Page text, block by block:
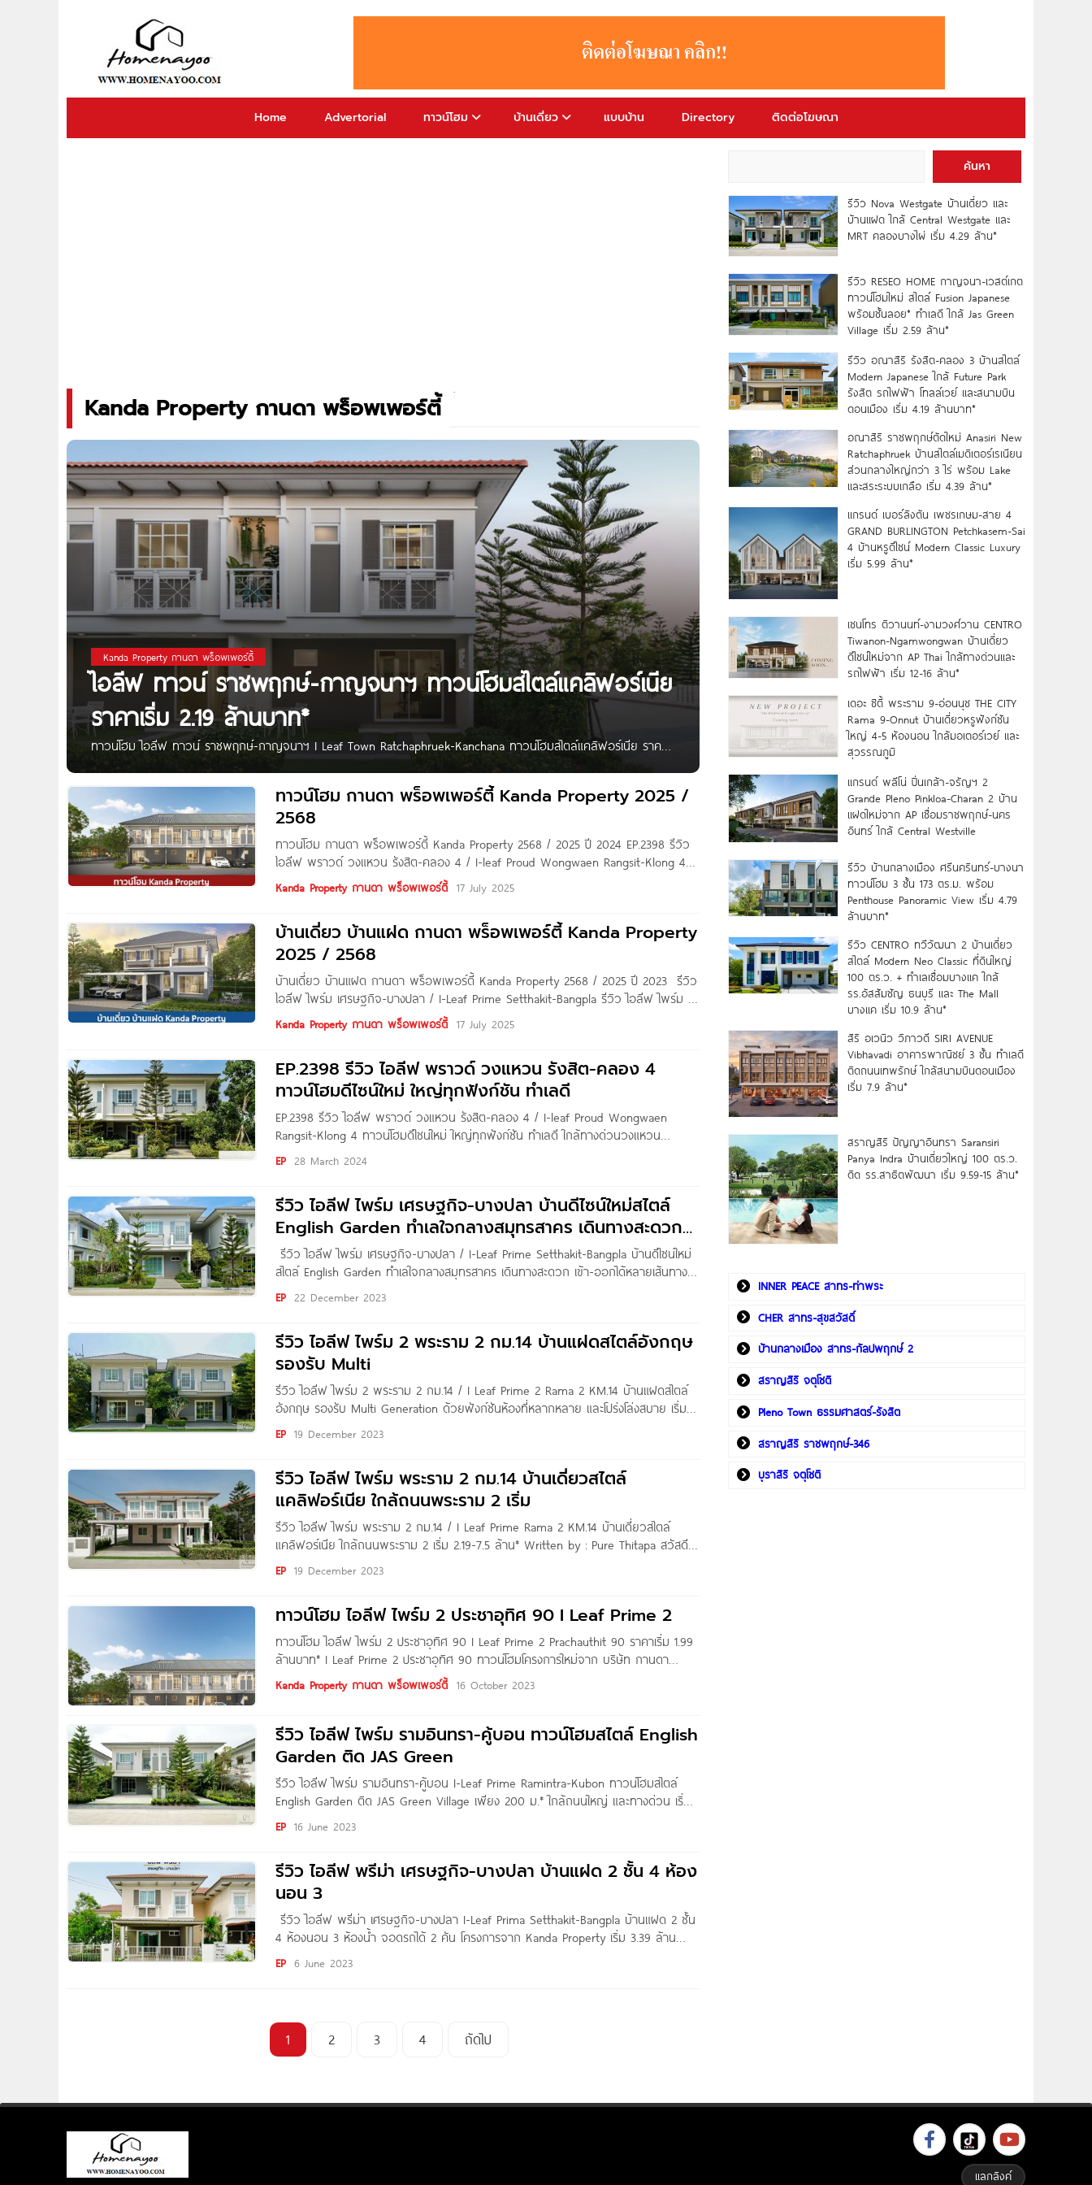
Home Advertorial ทาวน์โฮม บ้านเดี่ยว แบบบ้าน Directory ติดต่อโฆษณา
Kanda Property กานดา พร็อพเพอร์ตี้
Kanda Property กานดา พร็อพเพอร์ตี้
ไอลีฟ ทาวน์ ราชพฤกษ์-กาญจนาฯ ทาวน์โฮมสไตล์แคลิฟอร์เนีย
ราคาเริ่ม 2.19 ล้านบาท*
ทาวน์โฮม ไอลีฟ ทาวน์ ราชพฤกษ์-กาญจนาฯ I Leaf Town Ratchaphruek-Kanchana ทาวน์โฮมสไตล์แคลิฟอร์เนีย ราคา
เริ่ม 2.19 ล้านบาท* ไอลีฟ ทาวน์ ราชพฤกษ์-กาญจนาฯ ทาวน์โฮม จาก บริษัท กานดา พร็อพเพอร์ตี้ จำกัด โครงการตั้งอยู่
ต.คลองพระอุดม อ.ลาดหลุมแก้ว จ.ปทุมธานี บนทำเลราชพฤกษ์ เดินทางสะดวก ใกล้รถไฟฟ้า MRT สถานีคลองบางไผ่ เพียง
ทาวน์โฮม กานดา พร็อพเพอร์ตี้ Kanda Property 2025 /
2568
ทาวน์โฮม กานดา พร็อพเพอร์ตี้ Kanda Property 2568 / 2025 ปี 2024 EP.2398 รีวิว
ไอลีฟ พราวด์ วงแหวน รังสิต-คลอง 4 / I-leaf Proud Wongwaen Rangsit-Klong 4
ปี 2023 รีวิว ไอลีฟ ไพร์ม เศรษฐกิจ-บางปลา
Kanda Property กานดา พร็อพเพอร์ตี้ 17 July 2025
บ้านเดี่ยว บ้านแฝด กานดา พร็อพเพอร์ตี้ Kanda Property
2025 / 2568
บ้านเดี่ยว บ้านแฝด กานดา พร็อพเพอร์ตี้ Kanda Property 2568 / 2025 ปี 2023 รีวิว
ไอลีฟ ไพร์ม เศรษฐกิจ-บางปลา / I-Leaf Prime Setthakit-Bangpla รีวิว ไอลีฟ ไพร์ม 2
พระราม 2 กม.14 / I Leaf Prime
Kanda Property กานดา พร็อพเพอร์ตี้ 17 July 2025
EP.2398 รีวิว ไอลีฟ พราวด์ วงแหวน รังสิต-คลอง 4
ทาวน์โฮมดีไซน์ใหม่ ใหญ่ทุกฟังก์ชัน ทำเลดี
EP.2398 รีวิว ไอลีฟ พราวด์ วงแหวน รังสิต-คลอง 4 / I-leaf Proud Wongwaen
Rangsit-Klong 4 ทาวน์โฮมดีไซน์ใหม่ ใหญ่ทุกฟังก์ชัน ทำเลดี ใกล้ทางด่วนวงแหวน
กาญจนา เริ่ม 1.89 ล้าน* Written by : Pure Thitapa สวัสดีค่ะ เพื่อน ๆ Homenayoo
ทุกคน
EP 28 March 2024
รีวิว ไอลีฟ ไพร์ม เศรษฐกิจ-บางปลา บ้านดีไซน์ใหม่สไตล์
English Garden ทำเลใจกลางสมุทรสาคร เดินทางสะดวก
เข้า-ออกได้หลายเส้นทาง
รีวิว ไอลีฟ ไพร์ม เศรษฐกิจ-บางปลา / I-Leaf Prime Setthakit-Bangpla บ้านดีไซน์ใหม่
สไตล์ English Garden ทำเลใจกลางสมุทรสาคร เดินทางสะดวก เข้า-ออกได้หลายเส้นทาง
เริ่ม 2.19-6.9 ล้านบาท* Written by : Pure Thitapa สวัสดี เพื่อน ๆ Homenayoo ทุกคน
ค่ะ วันนี้เราจะพาไปชมโครงการ ‘ไอลีฟ ไพร์ม
EP 22 December 2023
รีวิว ไอลีฟ ไพร์ม 2 พระราม 2 กม.14 บ้านแฝดสไตล์อังกฤษ
รองรับ Multi
รีวิว ไอลีฟ ไพร์ม 2 พระราม 2 กม.14 / I Leaf Prime 2 Rama 2 KM.14 บ้านแฝดสไตล์
อังกฤษ รองรับ Multi Generation ด้วยฟังก์ชันห้องที่หลากหลาย และโปร่งโล่งสบาย เริ่ม
3.79 ล้าน* Writted by : Pure Thitapa สวัสดี
EP 19 December 2023
รีวิว ไอลีฟ ไพร์ม พระราม 2 กม.14 บ้านเดี่ยวสไตล์
แคลิฟอร์เนีย ใกล้ถนนพระราม 2 เริ่ม
รีวิว ไอลีฟ ไพร์ม พระราม 2 กม.14 / I Leaf Prime Rama 2 KM.14 บ้านเดี่ยวสไตล์
แคลิฟอร์เนีย ใกล้ถนนพระราม 2 เริ่ม 2.19-7.5 ล้าน* Written by : Pure Thitapa สวัสดี
ค่ะ เพื่อน ๆ Homenayoo ทุกคน วันนี้เราจะพาไปชมโครงการ
EP 19 December 2023
ทาวน์โฮม ไอลีฟ ไพร์ม 2 ประชาอุทิศ 90 I Leaf Prime 2
ทาวน์โฮม ไอลีฟ ไพร์ม 2 ประชาอุทิศ 90 I Leaf Prime 2 Prachauthit 90 ราคาเริ่ม 1.99
ล้านบาท* I Leaf Prime 2 ประชาอุทิศ 90 ทาวน์โฮมโครงการใหม่จาก บริษัท กานดา
พร็อพเพอร์ตี้ จำกัด โครงการตั้งอยู่ ประชาอุทิศ 90 ต.บ้านคลองสวน
Kanda Property กานดา พร็อพเพอร์ตี้ 16 October 2023
รีวิว ไอลีฟ ไพร์ม รามอินทรา-คู้บอน ทาวน์โฮมสไตล์ English
Garden ติด JAS Green
รีวิว ไอลีฟ ไพร์ม รามอินทรา-คู้บอน I-Leaf Prime Ramintra-Kubon ทาวน์โฮมสไตล์
English Garden ติด JAS Green Village เพียง 200 ม.* ใกล้ถนนใหญ่ และทางด่วน เริ่ม
2.89 ล้านบาท* วันนี้ทีมงาน Homenayoo ขอพาไปชมโครงการใหม่ I-Leaf Prime
รามอินทรา-คู้บอน ทาวน์โฮมสไตล์ English
EP 16 June 2023
รีวิว ไอลีฟ พรีม่า เศรษฐกิจ-บางปลา บ้านแฝด 2 ชั้น 4 ห้อง
นอน 3
รีวิว ไอลีฟ พรีม่า เศรษฐกิจ-บางปลา I-Leaf Prima Setthakit-Bangpla บ้านแฝด 2 ชั้น
4 ห้องนอน 3 ห้องน้ำ จอดรถได้ 2 คัน โครงการจาก Kanda Property เริ่ม 3.39 ล้าน
บาท* สวัสดีค่ะ เพื่อน ๆ ชาว Homenayoo ทุกท่าน วันนี้เราจะพาไปชมโครงการ
EP 6 June 2023
1 2 3 4 ถัดไป
ค้นหา
รีวิว Nova Westgate บ้านเดี่ยว และ
บ้านแฝด ใกล้ Central Westgate และ
MRT คลองบางไผ่ เริ่ม 4.29 ล้าน*
รีวิว RESEO HOME กาญจนา-เวสต์เกต
ทาวน์โฮมใหม่ สไตล์ Fusion Japanese
พร้อมชั้นลอย* ทำเลดี ใกล้ Jas Green
Village เริ่ม 2.59 ล้าน*
รีวิว อณาสิริ รังสิต-คลอง 3 บ้านสไตล์
Modern Japanese ใกล้ Future Park
รังสิต รถไฟฟ้า โทลล์เวย์ และสนามบิน
ดอนเมือง เริ่ม 4.19 ล้านบาท*
อณาสิริ ราชพฤกษ์ตัดใหม่ Anasiri New
Ratchaphruek บ้านสไตล์เมดิเตอร์เรเนียน
ส่วนกลางใหญ่กว่า 3 ไร่ พร้อม Lake
และสระระบบเกลือ เริ่ม 4.39 ล้าน*
แกรนด์ เบอร์ลิงตัน เพชรเกษม-สาย 4
GRAND BURLINGTON Petchkasem-Sai
4 บ้านหรูดีไซน์ Modern Classic Luxury
เริ่ม 5.99 ล้าน*
เซนโทร ติวานนท์-งามวงศ์วาน CENTRO
Tiwanon-Ngamwongwan บ้านเดี่ยว
ดีไซน์ใหม่จาก AP Thai ใกล้ทางด่วนและ
รถไฟฟ้า เริ่ม 12-16 ล้าน*
เดอะ ซิตี้ พระราม 9-อ่อนนุช THE CITY
Rama 9-Onnut บ้านเดี่ยวหรูฟังก์ชัน
ใหญ่ 4-5 ห้องนอน ใกล้มอเตอร์เวย์ และ
สุวรรณภูมิ
แกรนด์ พลีโน่ ปิ่นเกล้า-จรัญฯ 2
Grande Pleno Pinkloa-Charan 2 บ้าน
แฝดใหม่จาก AP เชื่อมราชพฤกษ์-นคร
อินทร์ ใกล้ Central Westville
รีวิว บ้านกลางเมือง ศรีนครินทร์-บางนา
ทาวน์โฮม 3 ชั้น 173 ตร.ม. พร้อม
Penthouse Panoramic View เริ่ม 4.79
ล้านบาท*
รีวิว CENTRO ทวีวัฒนา 2 บ้านเดี่ยว
สไตล์ Modern Neo Classic ที่ดินใหญ่
100 ตร.ว. + ทำเลเชื่อมบางแค ใกล้
รร.อัสสัมชัญ ธนบุรี และ The Mall
บางแค เริ่ม 10.9 ล้าน*
สิริ อเวนิว วิภาวดี SIRI AVENUE
Vibhavadi อาคารพาณิชย์ 3 ชั้น ทำเลดี
ติดถนนเทพรักษ์ ใกล้สนามบินดอนเมือง
เริ่ม 7.9 ล้าน*
สราญสิริ ปัญญาอินทรา Saransiri
Panya Indra บ้านเดี่ยวใหญ่ 100 ตร.ว.
ดิด รร.สาธิตพัฒนา เริ่ม 9.59-15 ล้าน*
INNER PEACE สาทร-ท่าพระ
CHER สาทร-สุขสวัสดิ์
บ้านกลางเมือง สาทร-กัลปพฤกษ์ 2
สราญสิริ จตุโชติ
Pleno Town ธรรมศาสตร์-รังสิต
สราญสิริ ราชพฤกษ์-346
บุราสิริ จตุโชติ
แลกลิงค์